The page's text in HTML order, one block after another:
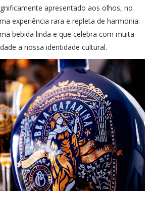
apresentado aos olhos, no
experiência rara e repleta de harmonia.
bebida linda e que celebra com muita
a nossa identidade cultural.